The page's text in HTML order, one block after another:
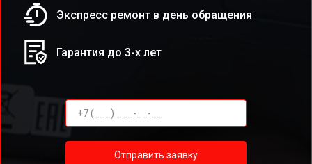
Экспресс ремонт в день обращения
Гарантия до 3-х лет
Отправить заявку